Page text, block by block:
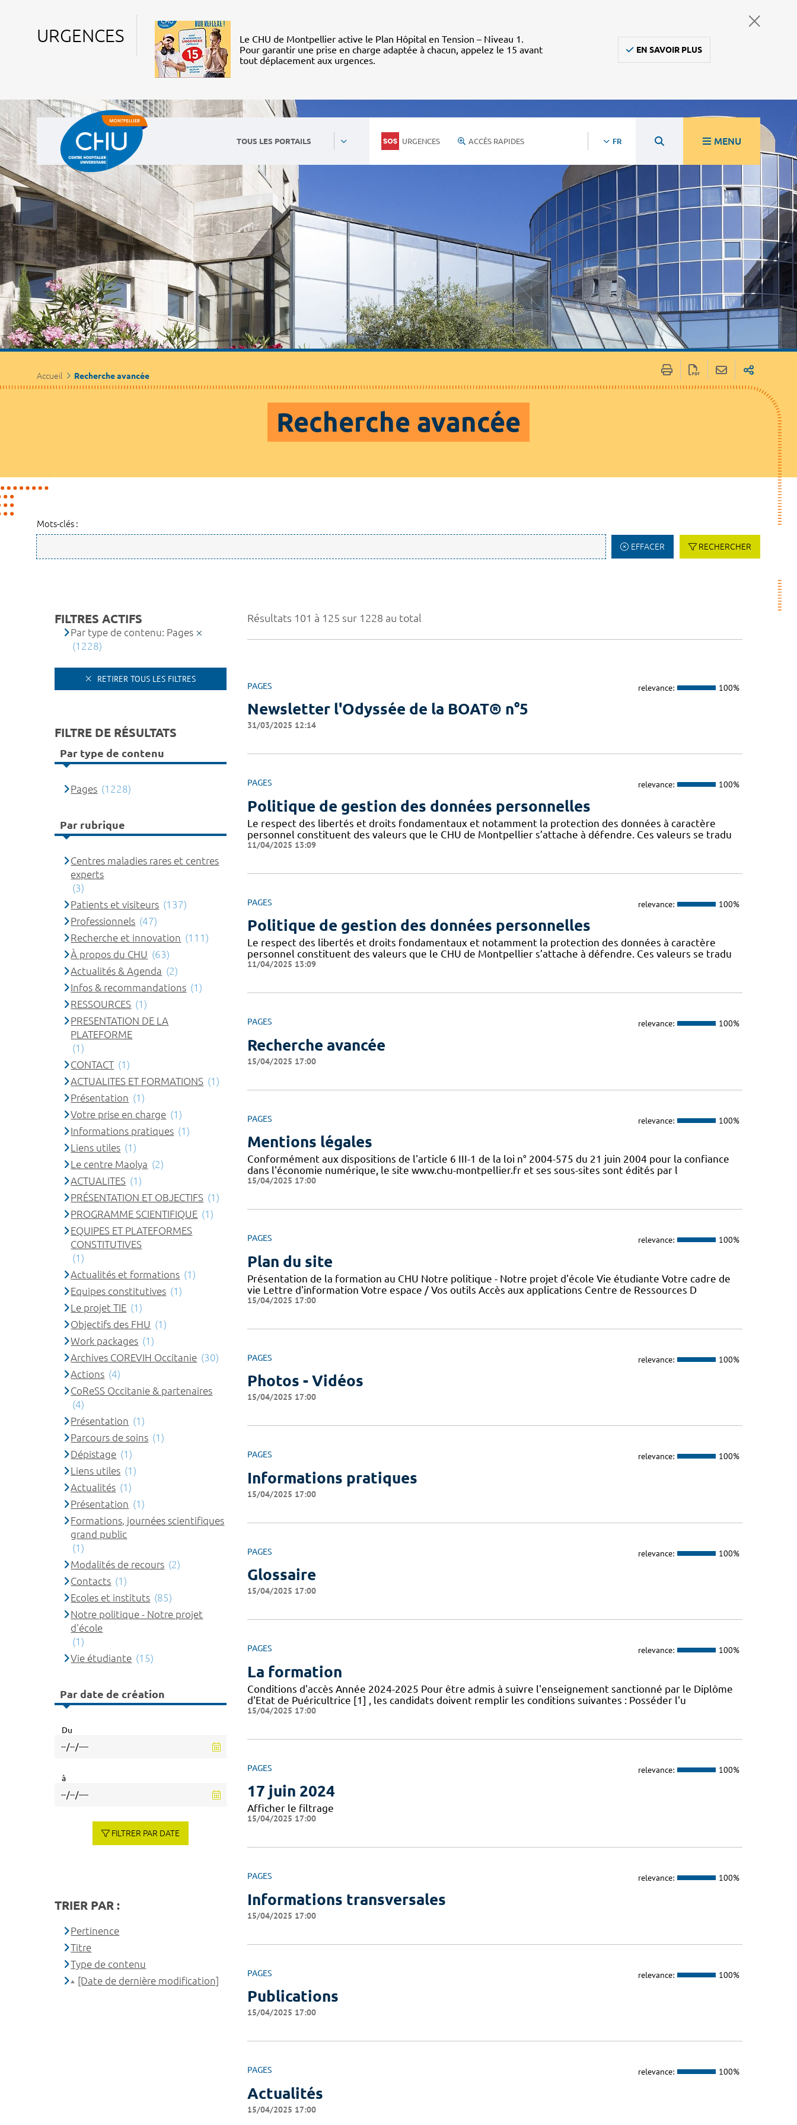
URGENCES
Le CHU de Montpellier active le Plan Hôpital en Tension – Niveau 1.
Pour garantir une prise en charge adaptée à chacun, appelez le 15 avant
tout déplacement aux urgences.
EN SAVOIR PLUS
TOUS LES PORTAILS URGENCES ACCÈS RAPIDES FR MENU
Accueil Recherche avancée
Recherche avancée
Mots-clés :
EFFACER RECHERCHER
Résultats 101 à 125 sur 1228 au total
PAGES relevance: 100%
Newsletter l'Odyssée de la BOAT® n°5
31/03/2025 12:14
PAGES relevance: 100%
Politique de gestion des données personnelles
Le respect des libertés et droits fondamentaux et notamment la protection des données à caractère
personnel constituent des valeurs que le CHU de Montpellier s’attache à défendre. Ces valeurs se tradu
11/04/2025 13:09
PAGES relevance: 100%
Politique de gestion des données personnelles
Le respect des libertés et droits fondamentaux et notamment la protection des données à caractère
personnel constituent des valeurs que le CHU de Montpellier s’attache à défendre. Ces valeurs se tradu
11/04/2025 13:09
PAGES relevance: 100%
Recherche avancée
15/04/2025 17:00
PAGES relevance: 100%
Mentions légales
Conformément aux dispositions de l'article 6 III-1 de la loi n° 2004-575 du 21 juin 2004 pour la confiance
dans l'économie numérique, le site www.chu-montpellier.fr et ses sous-sites sont édités par l
15/04/2025 17:00
PAGES relevance: 100%
Plan du site
Présentation de la formation au CHU Notre politique - Notre projet d'école Vie étudiante Votre cadre de
vie Lettre d'information Votre espace / Vos outils Accès aux applications Centre de Ressources D
15/04/2025 17:00
PAGES relevance: 100%
Photos - Vidéos
15/04/2025 17:00
PAGES relevance: 100%
Informations pratiques
15/04/2025 17:00
PAGES relevance: 100%
Glossaire
15/04/2025 17:00
PAGES relevance: 100%
La formation
Conditions d'accès Année 2024-2025 Pour être admis à suivre l'enseignement sanctionné par le Diplôme
d'Etat de Puéricultrice [1] , les candidats doivent remplir les conditions suivantes : Posséder l'u
15/04/2025 17:00
PAGES relevance: 100%
17 juin 2024
Afficher le filtrage
15/04/2025 17:00
PAGES relevance: 100%
Informations transversales
15/04/2025 17:00
PAGES relevance: 100%
Publications
15/04/2025 17:00
PAGES relevance: 100%
Actualités
15/04/2025 17:00
FILTRES ACTIFS
Par type de contenu: Pages
(1228)
RETIRER TOUS LES FILTRES
FILTRE DE RÉSULTATS
Par type de contenu
Pages (1228)
Par rubrique
Centres maladies rares et centres
experts
(3)
Patients et visiteurs (137)
Professionnels (47)
Recherche et innovation (111)
À propos du CHU (63)
Actualités & Agenda (2)
Infos & recommandations (1)
RESSOURCES (1)
PRESENTATION DE LA
PLATEFORME
(1)
CONTACT (1)
ACTUALITES ET FORMATIONS (1)
Présentation (1)
Votre prise en charge (1)
Informations pratiques (1)
Liens utiles (1)
Le centre Maolya (2)
ACTUALITES (1)
PRÉSENTATION ET OBJECTIFS (1)
PROGRAMME SCIENTIFIQUE (1)
EQUIPES ET PLATEFORMES
CONSTITUTIVES
(1)
Actualités et formations (1)
Equipes constitutives (1)
Le projet TIE (1)
Objectifs des FHU (1)
Work packages (1)
Archives COREVIH Occitanie (30)
Actions (4)
CoReSS Occitanie & partenaires
(4)
Présentation (1)
Parcours de soins (1)
Dépistage (1)
Liens utiles (1)
Actualités (1)
Présentation (1)
Formations, journées scientifiques
grand public
(1)
Modalités de recours (2)
Contacts (1)
Ecoles et instituts (85)
Notre politique - Notre projet
d'école
(1)
Vie étudiante (15)
Par date de création
Du
à
FILTRER PAR DATE
TRIER PAR :
Pertinence
Titre
Type de contenu
[Date de dernière modification]